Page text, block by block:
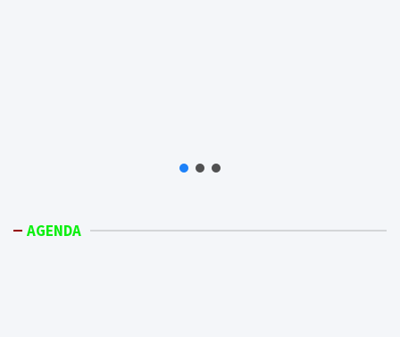
AGENDA